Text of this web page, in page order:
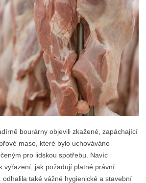
bourárny objevili zkažené, zapáchající
maso, které bylo uchováváno
pro lidskou spotřebu. Navíc
vyřazení, jak požadují platné právní
odhalila také vážné hygienické a stavební